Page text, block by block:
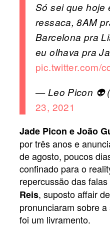
Só sei que hoje
ressaca, 8AM
Barcelona pra
eu olhava pra
pic.twitter.com/
— Leo Picon 👽
23, 2021
Jade Picon e João
por três anos e
de agosto, poucos
confinado para o
repercussão das
Reis, suposto affair
pronunciaram sobre
foi um livramento.